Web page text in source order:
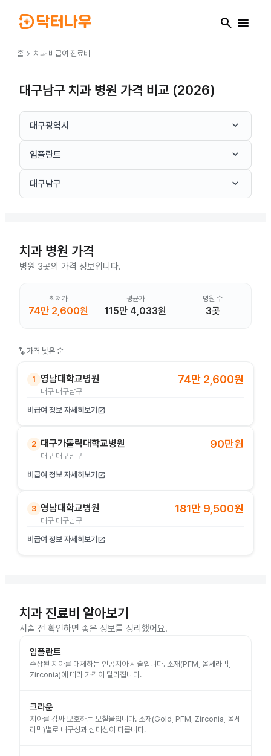
search menu
홈 chevron_right 치과 비급여 진료비
대구남구 치과 병원 가격 비교 (2026)
대구광역시 keyboard_arrow_down
임플란트 keyboard_arrow_down
대구남구 keyboard_arrow_down
치과 병원 가격
병원 3곳의 가격 정보입니다.
최저가
74만 2,600원
평균가
115만 4,033원
병원 수
3곳
swap_vert 가격 낮은 순
1 영남대학교병원
대구 대구남구
74만 2,600원
비급여 정보 자세히보기 open_in_new
2 대구가톨릭대학교병원
대구 대구남구
90만원
비급여 정보 자세히보기 open_in_new
3 영남대학교병원
대구 대구남구
181만 9,500원
비급여 정보 자세히보기 open_in_new
치과 진료비 알아보기
시술 전 확인하면 좋은 정보를 정리했어요.
임플란트
손상된 치아를 대체하는 인공치아 시술입니다. 소재(PFM, 올세라믹,
Zirconia)에 따라 가격이 달라집니다.
크라운
치아를 감싸 보호하는 보철물입니다. 소재(Gold, PFM, Zirconia, 올세
라믹)별로 내구성과 심미성이 다릅니다.